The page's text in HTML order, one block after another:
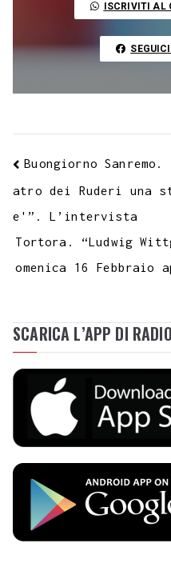
p
m
k
ISCRIVITI AL
Buongiorno
atro dei Ruderi una
e'”. L’intervista
Tortora. “Ludwig
omenica 16 Febbraio
SCARICA L’APP DI